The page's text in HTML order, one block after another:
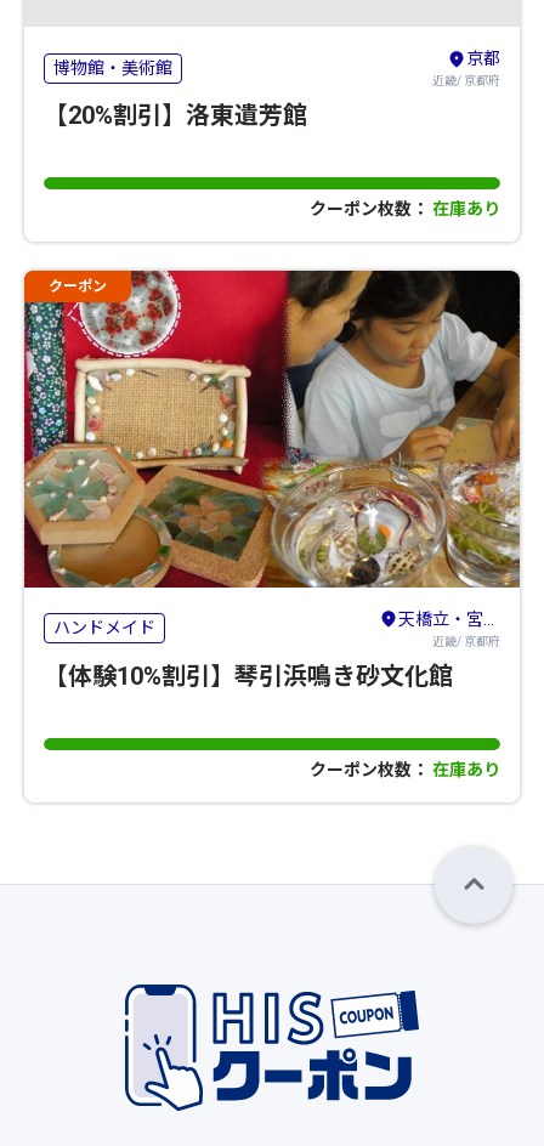
博物館・美術館 京都
近畿/ 京都府
【20%割引】洛東遺芳館
クーポン枚数： 在庫あり
クーポン
ハンドメイド 天橋立・宮津・舞鶴・丹後・久美浜
近畿/ 京都府
【体験10%割引】琴引浜鳴き砂文化館
クーポン枚数： 在庫あり